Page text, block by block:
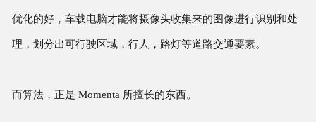
优化的好，车载电脑才能将摄像头收集来的图像进行识别和处
理，划分出可行驶区域，行人，路灯等道路交通要素。
而算法，正是 Momenta 所擅长的东西。